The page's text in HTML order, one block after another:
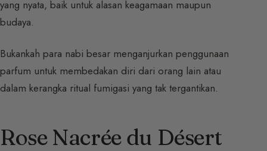
yang nyata, baik untuk alasan keagamaan maupun
budaya.
Bukankah para nabi besar menganjurkan penggunaan
parfum untuk membedakan diri dari orang lain atau
dalam kerangka ritual fumigasi yang tak tergantikan.
Rose Nacrée du Désert